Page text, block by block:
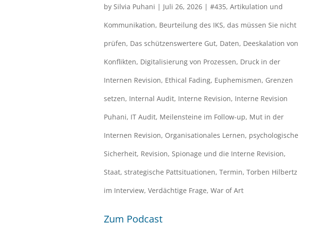
by Silvia Puhani | Juli 26, 2026| #435, Artikulation und
Kommunikation, Beurteilung des IKS, das müssen Sie nicht
prüfen, Das schützenswertere Gut, Daten, Deeskalation von
Konflikten, Digitalisierung von Prozessen, Druck in der
Internen Revision, Ethical Fading, Euphemismen, Grenzen
setzen, Internal Audit, Interne Revision, Interne Revision
Puhani, IT Audit, Meilensteine im Follow-up, Mut in der
Internen Revision, Organisationales Lernen, psychologische
Sicherheit, Revision, Spionage und die Interne Revision,
Staat, strategische Pattsituationen, Termin, Torben Hilbertz
im Interview, Verdächtige Frage, War of Art
Zum Podcast